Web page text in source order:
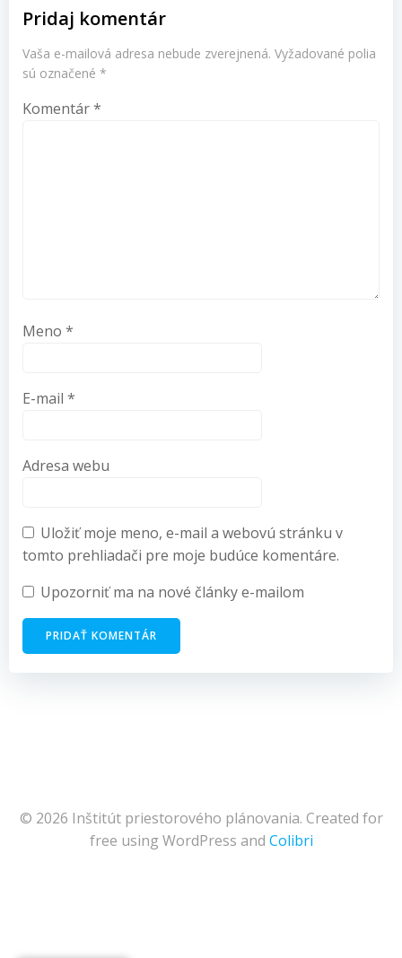
Pridaj komentár
Vaša e-mailová adresa nebude zverejnená. Vyžadované polia
sú označené *
Komentár*
Meno *
E-mail *
Adresa webu
Uložiť moje meno, e-mail a webovú stránku v
tomto prehliadači pre moje budúce komentáre.
Upozorniť ma na nové články e-mailom
© 2026 Inštitút priestorového plánovania. Created for
free using WordPress and Colibri